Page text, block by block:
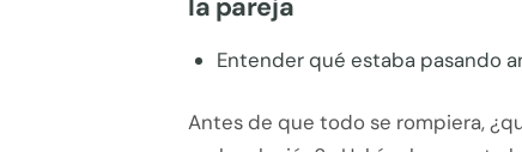
la pareja
Entender qué estaba pasando
Antes de que todo se rompiera,